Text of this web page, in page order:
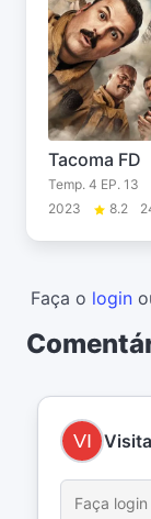
Tacoma FD
Temp. 4 EP. 13
2023
8.2
Faça o login